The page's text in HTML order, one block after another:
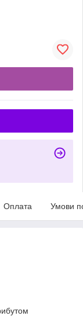
Оплата Умови